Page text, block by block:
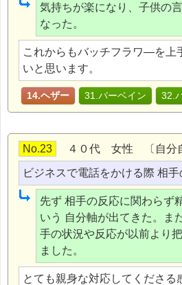
気持ちが楽になり、子供の
なった。
これからもバッチフラワ―を上
いと思います。
14.ヘザー 31.バーベイン 32.
No.23 ４０代 女性 〔自分
ビジネスで電話をかける際 相
先ず 相手の反応に関わらず
いう 自分軸が出てきた。ま
手の状況や反応が以前より
ました。
とても親身な対応してくださる